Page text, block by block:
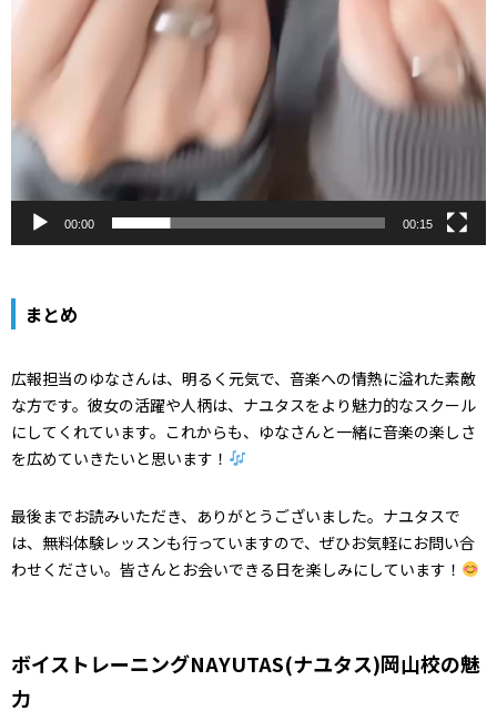
00:00 00:15
まとめ
広報担当のゆなさんは、明るく元気で、音楽への情熱に溢れた素敵
な方です。彼女の活躍や人柄は、ナユタスをより魅力的なスクール
にしてくれています。これからも、ゆなさんと一緒に音楽の楽しさ
を広めていきたいと思います！
最後までお読みいただき、ありがとうございました。ナユタスで
は、無料体験レッスンも行っていますので、ぜひお気軽にお問い合
わせください。皆さんとお会いできる日を楽しみにしています！
ボイストレーニングNAYUTAS(ナユタス)岡山校の魅
力